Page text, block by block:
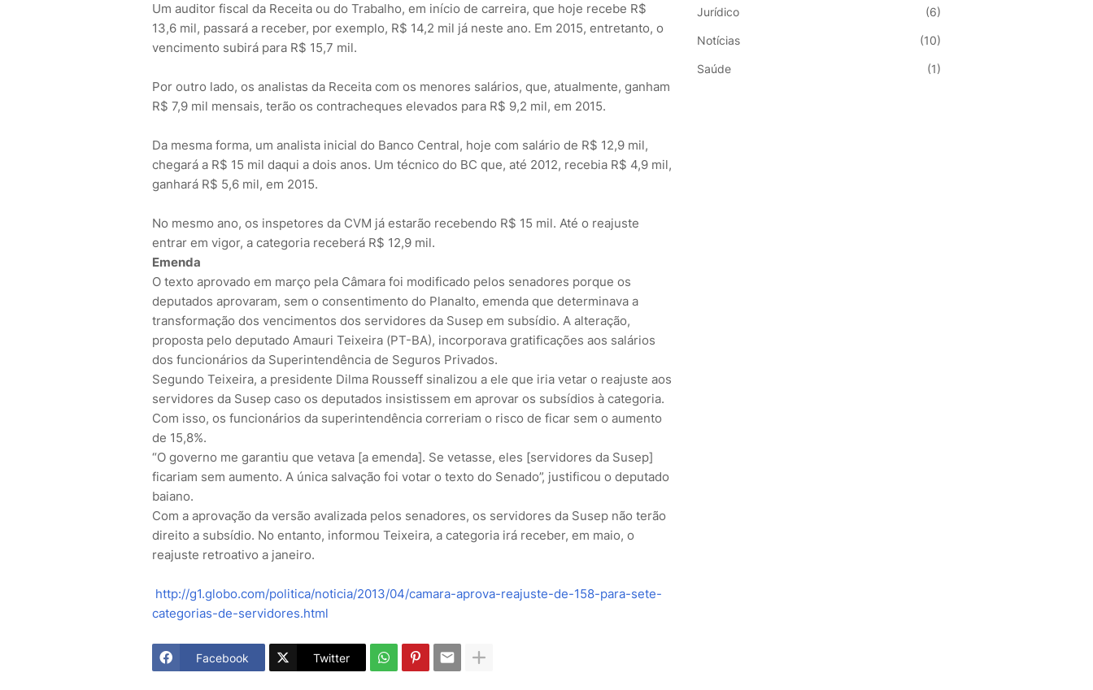
Um auditor fiscal da Receita ou do Trabalho, em início de carreira, que hoje recebe R$
13,6 mil, passará a receber, por exemplo, R$ 14,2 mil já neste ano. Em 2015, entretanto, o
vencimento subirá para R$ 15,7 mil.
Por outro lado, os analistas da Receita com os menores salários, que, atualmente, ganham
R$ 7,9 mil mensais, terão os contracheques elevados para R$ 9,2 mil, em 2015.
Da mesma forma, um analista inicial do Banco Central, hoje com salário de R$ 12,9 mil,
chegará a R$ 15 mil daqui a dois anos. Um técnico do BC que, até 2012, recebia R$ 4,9 mil,
ganhará R$ 5,6 mil, em 2015.
No mesmo ano, os inspetores da CVM já estarão recebendo R$ 15 mil. Até o reajuste
entrar em vigor, a categoria receberá R$ 12,9 mil.
Emenda
O texto aprovado em março pela Câmara foi modificado pelos senadores porque os
deputados aprovaram, sem o consentimento do Planalto, emenda que determinava a
transformação dos vencimentos dos servidores da Susep em subsídio. A alteração,
proposta pelo deputado Amauri Teixeira (PT-BA), incorporava gratificações aos salários
dos funcionários da Superintendência de Seguros Privados.
Segundo Teixeira, a presidente Dilma Rousseff sinalizou a ele que iria vetar o reajuste aos
servidores da Susep caso os deputados insistissem em aprovar os subsídios à categoria.
Com isso, os funcionários da superintendência correriam o risco de ficar sem o aumento
de 15,8%.
“O governo me garantiu que vetava [a emenda]. Se vetasse, eles [servidores da Susep]
ficariam sem aumento. A única salvação foi votar o texto do Senado”, justificou o deputado
baiano.
Com a aprovação da versão avalizada pelos senadores, os servidores da Susep não terão
direito a subsídio. No entanto, informou Teixeira, a categoria irá receber, em maio, o
reajuste retroativo a janeiro.
http://g1.globo.com/politica/noticia/2013/04/camara-aprova-reajuste-de-158-para-sete-
categorias-de-servidores.html
Facebook Twitter
Jurídico (6)
Notícias (10)
Saúde (1)